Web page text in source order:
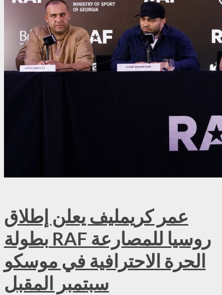
عمر كريمليف يعلن إطلاق
بطولة RAF روسيا للمصارعة
الحرة الاحترافية في موسكو
سبتمبر المقبل